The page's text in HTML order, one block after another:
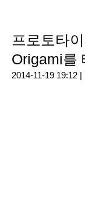
프로토타
Origami를
2014-11-19 19:12 |